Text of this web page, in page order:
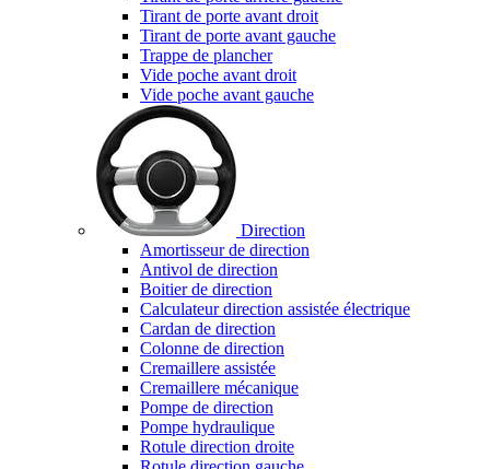
Tirant de porte avant droit
Tirant de porte avant gauche
Trappe de plancher
Vide poche avant droit
Vide poche avant gauche
Direction
Amortisseur de direction
Antivol de direction
Boitier de direction
Calculateur direction assistée électrique
Cardan de direction
Colonne de direction
Cremaillere assistée
Cremaillere mécanique
Pompe de direction
Pompe hydraulique
Rotule direction droite